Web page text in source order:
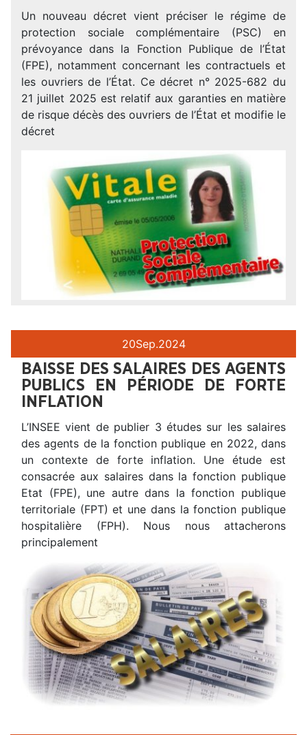
Un nouveau décret vient préciser le régime de
protection sociale complémentaire (PSC) en
prévoyance dans la Fonction Publique de l’État
(FPE), notamment concernant les contractuels et
les ouvriers de l’État. Ce décret n° 2025-682 du
21 juillet 2025 est relatif aux garanties en matière
de risque décès des ouvriers de l’État et modifie le
décret
20Sep.2024
BAISSE DES SALAIRES DES AGENTS
PUBLICS EN PÉRIODE DE FORTE
INFLATION
L’INSEE vient de publier 3 études sur les salaires
des agents de la fonction publique en 2022, dans
un contexte de forte inflation. Une étude est
consacrée aux salaires dans la fonction publique
Etat (FPE), une autre dans la fonction publique
territoriale (FPT) et une dans la fonction publique
hospitalière (FPH). Nous nous attacherons
principalement